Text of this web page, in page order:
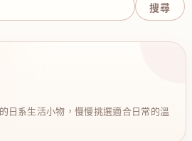
日系生活小物，慢慢挑選適合日常的溫